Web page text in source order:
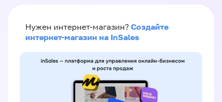
Нужен интернет-магазин? Создайте
интернет-магазин на InSales